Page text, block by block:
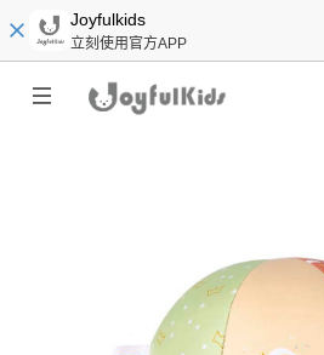
Joyfulkids
立刻使用官方APP